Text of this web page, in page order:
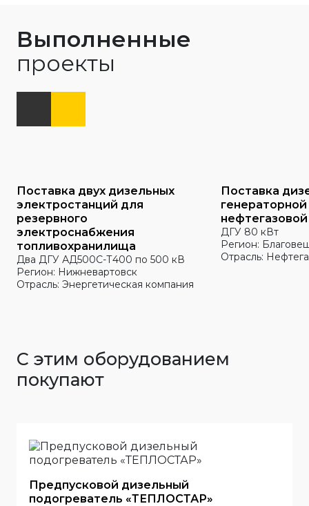
Выполненные
проекты
Поставка двух дизельных
электростанций для
резервного
электроснабжения
топливохранилища
Два ДГУ АД500С-Т400 по 500 кВ
Регион: Нижневартовск
Отрасль: Энергетическая компания
Поставка
ДГУ 80 кВт
Регион:
Отрасль:
С этим оборудованием
покупают
Предпусковой дизельный
подогреватель «ТЕПЛОСТАР»